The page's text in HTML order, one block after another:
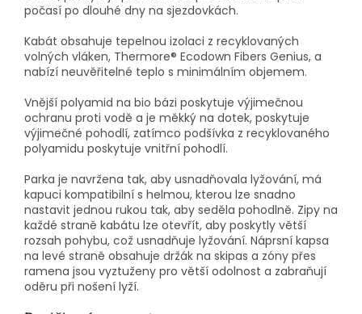
počasí po dlouhé dny na sjezdovkách.
Kabát obsahuje tepelnou izolaci z recyklovaných
volných vláken, Thermore® Ecodown Fibers Genius, a
nabízí neuvěřitelné teplo s minimálním objemem.
Vnější polyamid na bio bázi poskytuje výjimečnou
ochranu proti vodě a je měkký na dotek, poskytuje
výjimečné pohodlí, zatímco podšívka z recyklovaného
polyamidu poskytuje vnitřní pohodlí.
Parka je navržena tak, aby usnadňovala lyžování, má
kapuci kompatibilní s helmou, kterou lze snadno
nastavit jednou rukou tak, aby seděla pohodlně. Zipy na
každé straně kabátu lze otevřít, aby poskytly větší
rozsah pohybu, což usnadňuje lyžování. Náprsní kapsa
na levé straně obsahuje držák na skipas a zóny přes
ramena jsou vyztuženy pro větší odolnost a zabraňují
oděru při nošení lyží.